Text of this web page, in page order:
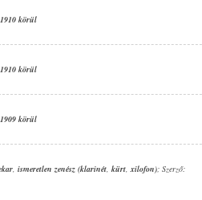
1910 körül
1910 körül
1909 körül
, ismeretlen zenész (klarinét, kürt,xilofon); Szerző: